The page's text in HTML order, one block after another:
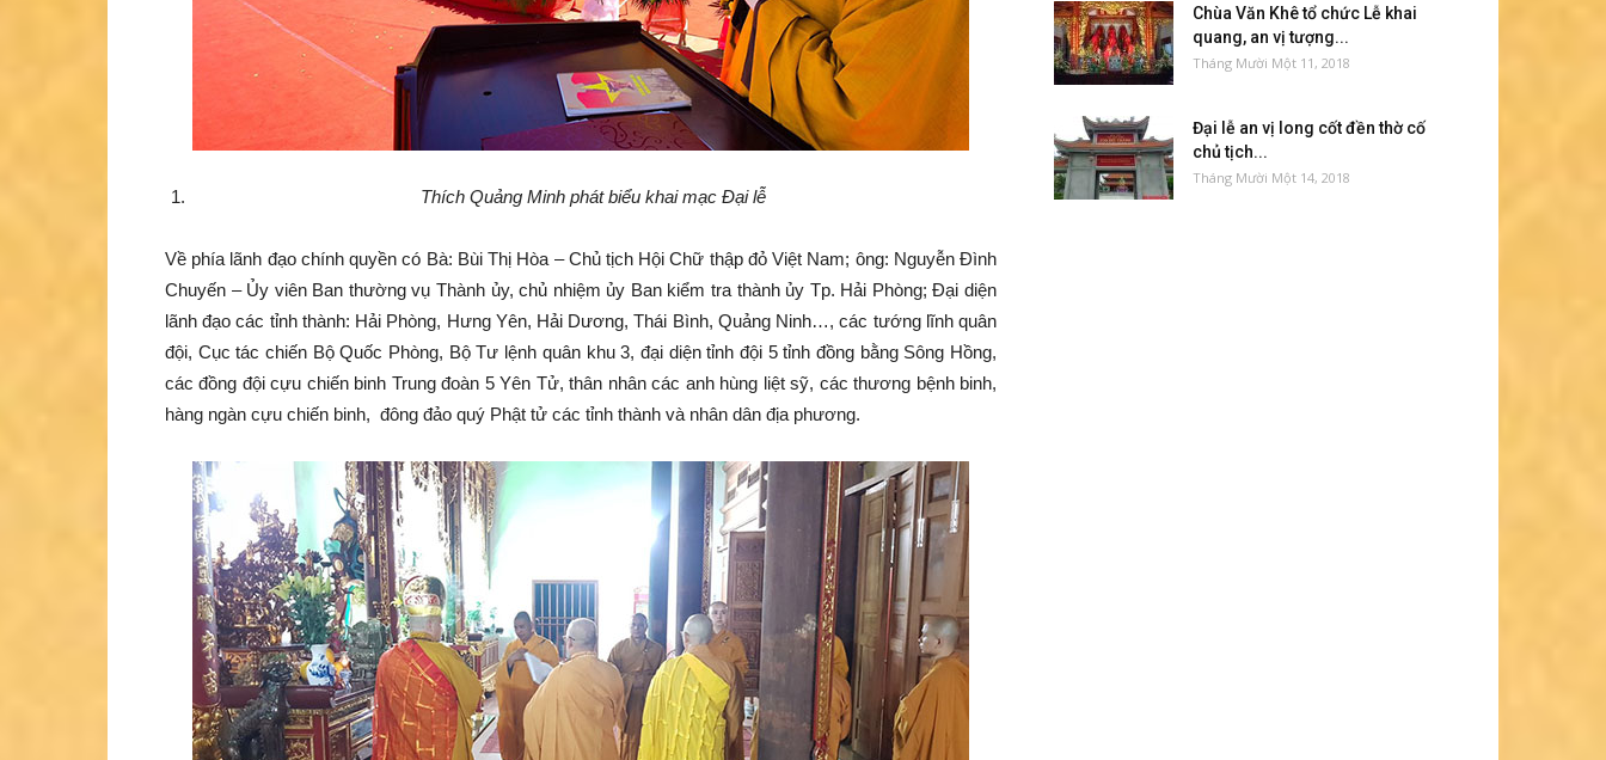
Thích Quảng Minh phát biểu khai mạc Đại lễ
Về phía lãnh đạo chính quyền có Bà: Bùi Thị Hòa – Chủ tịch Hội Chữ thập đỏ Việt Nam; ông: Nguyễn Đình
Chuyến – Ủy viên Ban thường vụ Thành ủy, chủ nhiệm ủy Ban kiểm tra thành ủy Tp. Hải Phòng; Đại diện
lãnh đạo các tỉnh thành: Hải Phòng, Hưng Yên, Hải Dương, Thái Bình, Quảng Ninh…, các tướng lĩnh quân
đội, Cục tác chiến Bộ Quốc Phòng, Bộ Tư lệnh quân khu 3, đại diện tỉnh đội 5 tỉnh đồng bằng Sông Hồng,
các đồng đội cựu chiến binh Trung đoàn 5 Yên Tử, thân nhân các anh hùng liệt sỹ, các thương bệnh binh,
hàng ngàn cựu chiến binh, đông đảo quý Phật tử các tỉnh thành và nhân dân địa phương.
Chùa Văn Khê tổ chức Lễ khai
quang, an vị tượng...
Tháng Mười Một 11, 2018
Đại lễ an vị long cốt đền thờ cố
chủ tịch...
Tháng Mười Một 14, 2018